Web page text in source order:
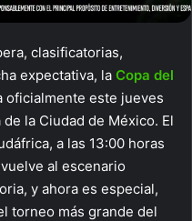
clasificatorias,
expectativa, la Copa del
oficialmente este jueves
la Ciudad de México. El
a las 13:00 horas
al escenario
y ahora es especial,
torneo más grande del